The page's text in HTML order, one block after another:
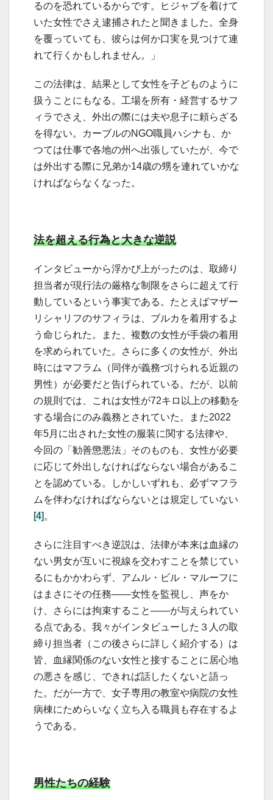
るのを恐れているからです。ヒジャブを着けて
いた女性でさえ逮捕されたと聞きました。全身
を覆っていても、彼らは何か口実を見つけて連
れて行くかもしれません。」
この法律は、結果として女性を子どものように
扱うことにもなる。工場を所有・経営するサフ
ィラでさえ、外出の際には夫や息子に頼らざる
を得ない。カーブルのNGO職員ハシナも、か
つては仕事で各地の州へ出張していたが、今で
は外出する際に兄弟か14歳の甥を連れていかな
ければならなくなった。
法を超える行為と大きな逆説
インタビューから浮かび上がったのは、取締り
担当者が現行法の厳格な制限をさらに超えて行
動しているという事実である。たとえばマザー
リシャリフのサフィラは、ブルカを着用するよ
う命じられた。また、複数の女性が手袋の着用
を求められていた。さらに多くの女性が、外出
時にはマフラム（同伴が義務づけられる近親の
男性）が必要だと告げられている。だが、以前
の規則では、これは女性が72キロ以上の移動を
する場合にのみ義務とされていた。また2022
年5月に出された女性の服装に関する法律や、
今回の「勧善懲悪法」そのものも、女性が必要
に応じて外出しなければならない場合があるこ
とを認めている。しかしいずれも、必ずマフラ
ムを伴わなければならないとは規定していない
[4] 。
さらに注目すべき逆説は、法律が本来は血縁の
ない男女が互いに視線を交わすことを禁じてい
るにもかかわらず、アムル・ビル・マルーフに
はまさにその任務――女性を監視し、声をか
け、さらには拘束すること――が与えられてい
る点である。我々がインタビューした３人の取
締り担当者（この後さらに詳しく紹介する）は
皆、血縁関係のない女性と接することに居心地
の悪さを感じ、できれば話したくないと語っ
た。だが一方で、女子専用の教室や病院の女性
病棟にためらいなく立ち入る職員も存在するよ
うである。
男性たちの経験